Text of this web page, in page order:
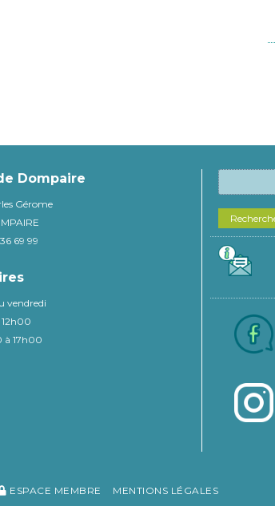
Dompaire
Gérome
69 99
vendredi
à 17h00
ESPACE MEMBRE MENTIONS LÉGALES